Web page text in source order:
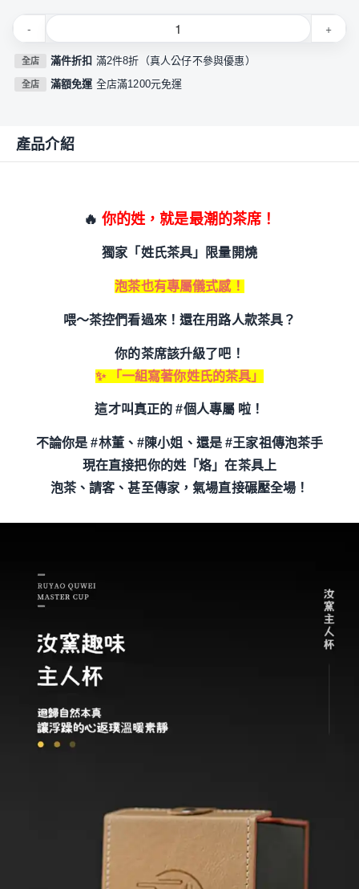
- +
全店 滿件折扣 滿2件8折（真人公仔不參與優惠）
全店 滿額免運 全店滿1200元免運
產品介紹
🔥 你的姓，就是最潮的茶席！
獨家「姓氏茶具」限量開燒
泡茶也有專屬儀式感！
喂～茶控們看過來！還在用路人款茶具？
你的茶席該升級了吧！
✨ 「一組寫著你姓氏的茶具」
這才叫真正的 #個人專屬 啦！
不論你是 #林董、#陳小姐、還是 #王家祖傳泡茶手
現在直接把你的姓「烙」在茶具上
泡茶、請客、甚至傳家，氣場直接碾壓全場！